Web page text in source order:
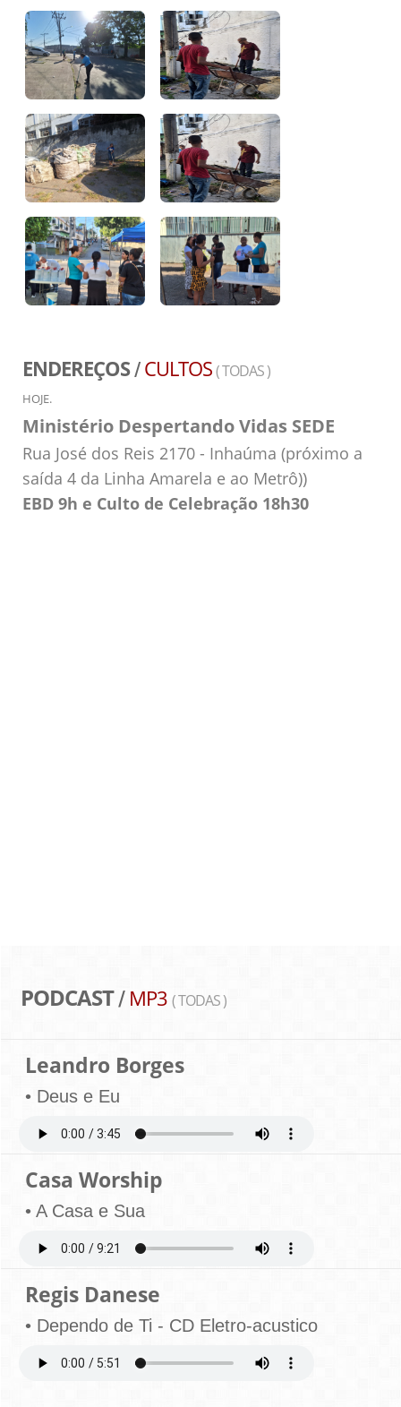
ENDEREÇOS/ CULTOS( TODAS )
HOJE.
Ministério Despertando Vidas SEDE
Rua José dos Reis 2170 - Inhaúma (próximo a
saída 4 da Linha Amarela e ao Metrô))
EBD 9h e Culto de Celebração 18h30
PODCAST/ MP3 ( TODAS )
Leandro Borges
• Deus e Eu
Casa Worship
• A Casa e Sua
Regis Danese
• Dependo de Ti - CD Eletro-acustico